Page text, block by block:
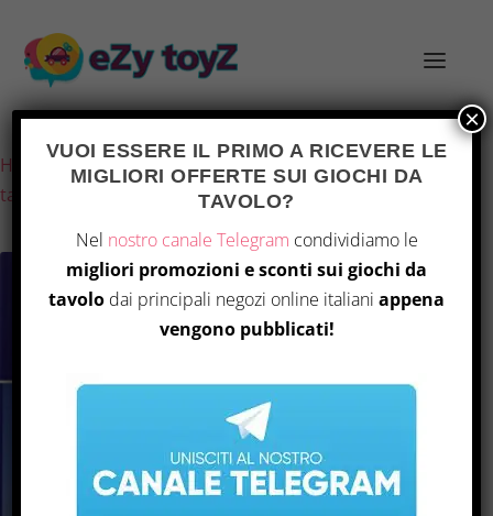
Home /Giochi e giocattoli/Giochi di società/Giochi da
tavolo
VUOI ESSERE IL PRIMO A RICEVERE LE
MIGLIORI OFFERTE SUI GIOCHI DA
TAVOLO?
Nel nostro canale Telegram condividiamo le
migliori promozioni e sconti sui giochi da
tavolo dai principali negozi online italiani appena
vengono pubblicati!
×